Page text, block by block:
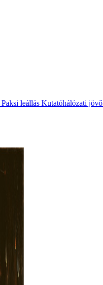
Paksi leállás Kutatóhálózati jövő